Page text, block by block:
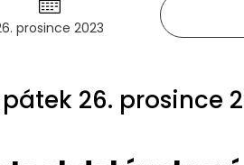
prosince 2023
26. prosince